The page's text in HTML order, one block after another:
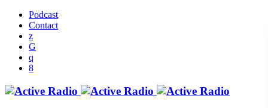
Podcast
Contact